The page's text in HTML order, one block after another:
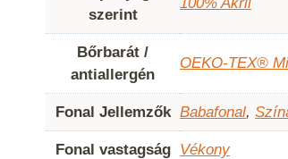
szerint
Bőrbarát /
antiallergén
OEKO-TEX®
Fonal Jellemzők Babafonal,
Fonal vastagság Vékony